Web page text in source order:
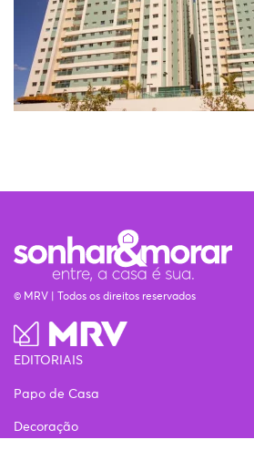
© MRV | Todos os direitos reservados
EDITORIAIS
Papo de Casa
Decoração